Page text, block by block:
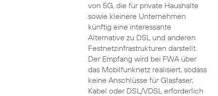
von 5G, die für private Haushalte
sowie kleinere Unternehmen
künftig eine interessante
Alternative zu DSL und anderen
Festnetzinfrastrukturen darstellt.
Der Empfang wird bei FWA über
das Mobilfunknetz realisiert, sodass
keine Anschlüsse für Glasfaser,
Kabel oder DSL/VDSL erforderlich